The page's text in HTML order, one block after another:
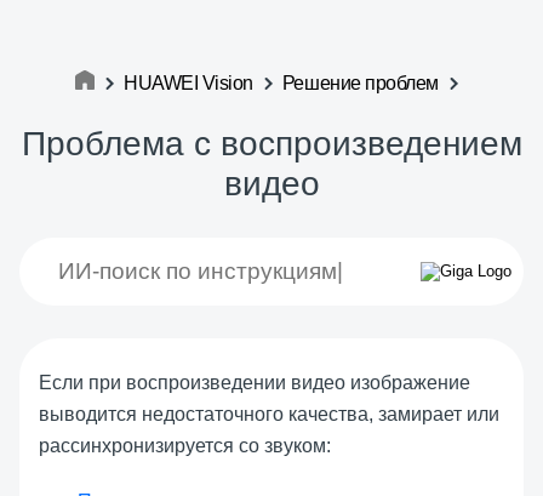
HUAWEI Vision Решение проблем
Проблема с воспроизведением
видео
Если при воспроизведении видео изображение
выводится недостаточного качества, замирает или
рассинхронизируется со звуком: